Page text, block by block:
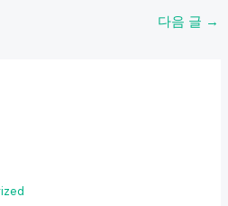
다음 글 →